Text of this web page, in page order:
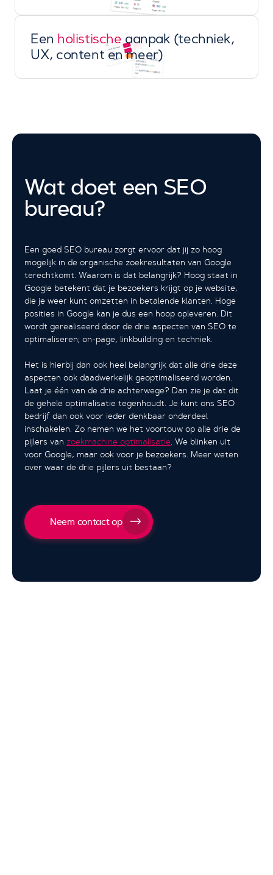
Een holistische aanpak (techniek,
UX, content en meer)
Wat doet een SEO
bureau?
Een goed SEO bureau zorgt ervoor dat jij zo hoog
mogelijk in de organische zoekresultaten van Google
terechtkomt. Waarom is dat belangrijk? Hoog staat in
Google betekent dat je bezoekers krijgt op je website,
die je weer kunt omzetten in betalende klanten. Hoge
posities in Google kan je dus een hoop opleveren. Dit
wordt gerealiseerd door de drie aspecten van SEO te
optimaliseren; on-page, linkbuilding en techniek.
Het is hierbij dan ook heel belangrijk dat alle drie deze
aspecten ook daadwerkelijk geoptimaliseerd worden.
Laat je één van de drie achterwege? Dan zie je dat dit
de gehele optimalisatie tegenhoudt. Je kunt ons SEO
bedrijf dan ook voor ieder denkbaar onderdeel
inschakelen. Zo nemen we het voortouw op alle drie de
pijlers van zoekmachine optimalisatie. We blinken uit
voor Google, maar ook voor je bezoekers. Meer weten
over waar de drie pijlers uit bestaan?
Neem contact op